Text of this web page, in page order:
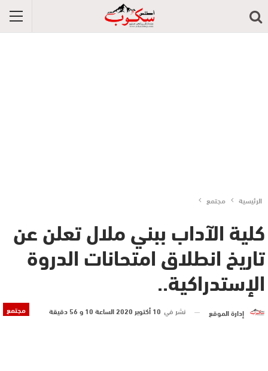
الرئيسية مجتمع
كلية الآداب ببني ملال تعلن عن
تاريخ انطلاق امتحانات الدروة
الإستدراكية..
مجتمع إدارة الموقع نشر في 10 أكتوبر 2020 الساعة 10 و 56 دقيقة